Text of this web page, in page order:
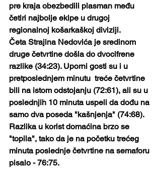
pre kraja obezbedili plasman među
četiri najbolje ekipe u drugoj
regionalnoj košarkaškoj diviziji.
Četa Strajina Nedovića je sredinom
druge četvrtine došla do dvocifrene
razlike (34:23). Uporni gosti su i u
pretposlednjem minutu  treće četvrtine
bili na istom odstojanju (72:61), ali su u
poslednjih 10 minuta uspeli da dođu na
samo dva poseda "kašnjenja" (74:68).
Razlika u korist domaćina brzo se
"topila", tako da je na početku trećeg
minuta poslednje četvrtine na semaforu
pisalo - 76:75.